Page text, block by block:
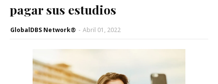
pagar sus estudios
GlobalDBS Network® - Abril 01, 2022